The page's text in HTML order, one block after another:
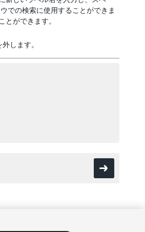
での検索に使用することができま
ができます。
します。